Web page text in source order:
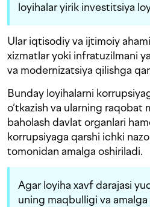
loyihalar yirik investitsiya
Ular iqtisodiy va ijtimoiy
xizmatlar yoki infratuzilmani
va modernizatsiya qilishga
Bunday loyihalarni
o‘tkazish va ularning raqobat
baholash davlat organlari
korrupsiyaga qarshi ichki
tomonidan amalga oshiriladi.
Agar loyiha xavf darajasi
uning maqbulligi va